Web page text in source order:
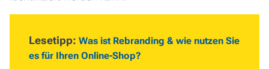
Lesetipp: Was ist Rebranding & wie nutzen Sie
es für Ihren Online-Shop?